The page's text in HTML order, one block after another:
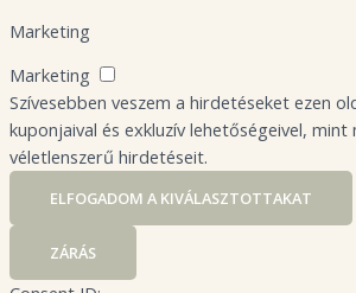
Marketing
Marketing
Szívesebben veszem a hirdetéseket ezen
kuponjaival és exkluzív lehetőségeivel,
véletlenszerű hirdetéseit.
ELFOGADOM A KIVÁLASZTOTTAKAT
ZÁRÁS